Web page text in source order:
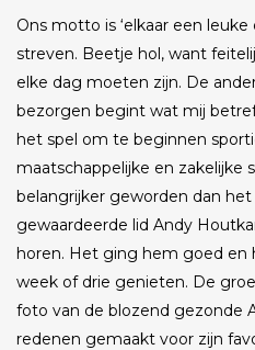
Ons motto is ‘elkaar een leuke
streven. Beetje hol, want
elke dag moeten zijn. De
bezorgen begint wat mij
het spel om te beginnen
maatschappelijke en zakelijke
belangrijker geworden dan
gewaardeerde lid Andy
horen. Het ging hem goed en
week of drie genieten. De
foto van de blozend gezonde
redenen gemaakt voor zijn